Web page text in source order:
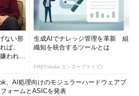
ない形
ば、
われな
生成AIでナレッジ管理を革新 組
織知を統合するツールとは
PR(ITmedia エンタープライズ)
、AI処理向けのモジュラーハードウェアプ
ォームとASICを発表